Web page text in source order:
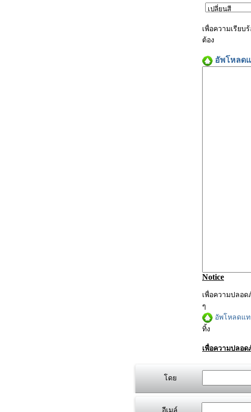
เพื่อความเรีย
ต้อง
อัพโหลด
Notice
เพื่อความปลอ
ๆ
อัพโหลดแ
ทิ้ง
เพื่อความปลอ
โดย
อีเมล์